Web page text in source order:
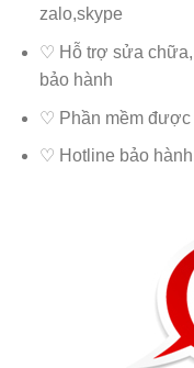
zalo,skype
♡ Hỗ trợ sửa
bảo hành
♡ Phần mềm được
♡ Hotline bảo